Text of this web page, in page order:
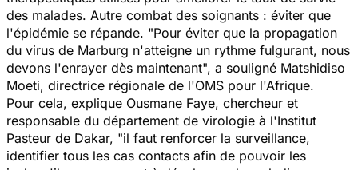
des malades. Autre combat des soignants : éviter que
l'épidémie se répande. "Pour éviter que la propagation
du virus de Marburg n'atteigne un rythme fulgurant, nous
devons l'enrayer dès maintenant", a souligné Matshidiso
Moeti, directrice régionale de l'OMS pour l'Afrique.
Pour cela, explique Ousmane Faye, chercheur et
responsable du département de virologie à l'Institut
Pasteur de Dakar, "il faut renforcer la surveillance,
identifier tous les cas contacts afin de pouvoir les